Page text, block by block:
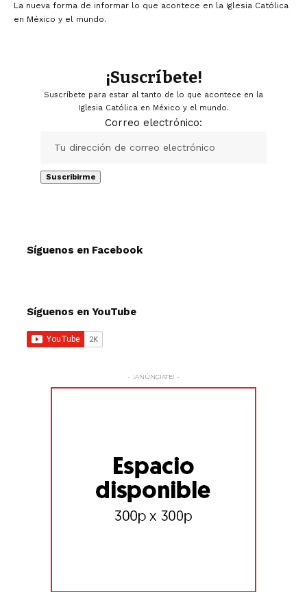
La nueva forma de informar lo que acontece en la Iglesia Católica
en México y el mundo.
¡Suscríbete!
Suscríbete para estar al tanto de lo que acontece en la
Iglesia Católica en México y el mundo.
Correo electrónico:
Síguenos en Facebook
Síguenos en YouTube
- ¡ANÚNCIATE! -